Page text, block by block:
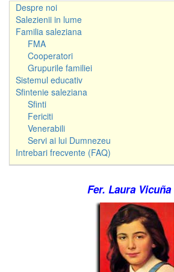
Despre noi
Salezienii in lume
Familia saleziana
FMA
Cooperatori
Grupurile familiei
Sistemul educativ
Sfintenie saleziana
Sfinti
Fericiti
Venerabili
Servi ai lui Dumnezeu
Intrebari frecvente (FAQ)
Fer. Laura Vicuña